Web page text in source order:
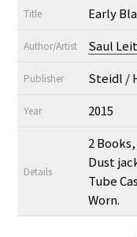
Title Early
Author/Artist Saul
Publisher Steidl /
Year 2015
Details
2
Dust
Tube
Worn.